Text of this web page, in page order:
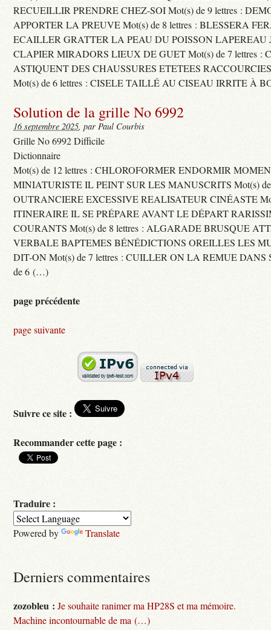
RECUEILLIR PRENDRE CHEZ-SOI Mot(s) de 9 lettres :
APPORTER LA PREUVE Mot(s) de 8 lettres : BLESSERA
ECAILLER GRATTER LA PEAU DU POISSON LAPEREAU
CLAPIER MIRADORS LIEUX DE GUET Mot(s) de 7 lettres :
ASTIQUENT DES CHAUSSURES ETETEES
Mot(s) de 6 lettres : CISELE TAILLÉ AU CISEAU IRRITE À
Solution de la grille No 6992
16 septembre 2025, par Paul Courbis
Grille No 6992 Difficile
Dictionnaire
Mot(s) de 12 lettres : CHLOROFORMER ENDORMIR
MINIATURISTE IL PEINT SUR LES MANUSCRITS Mot(s) de
OUTRANCIERE EXCESSIVE REALISATEUR CINÉASTE
ITINERAIRE IL SE PRÉPARE AVANT LE DÉPART
COURANTS Mot(s) de 8 lettres : ALGARADE BRUSQUE
VERBALE BAPTEMES BÉNÉDICTIONS OREILLES LES
DIT-ON Mot(s) de 7 lettres : CUILLER ON LA REMUE DANS
de 6 (…)
page précédente
page suivante
Suivre ce site :
Recommander cette page :
Traduire :
Powered by Translate
Derniers commentaires
zozobleu : Je souhaite ranimer ma HP28S et ma mémoire.
Machine incontournable de ma (…)